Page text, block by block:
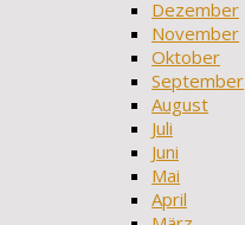
Dezember
November
Oktober
September
August
Juli
Juni
Mai
April